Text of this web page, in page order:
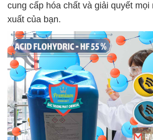
cung cấp hóa chất và giải quyết mọi
xuất của bạn.